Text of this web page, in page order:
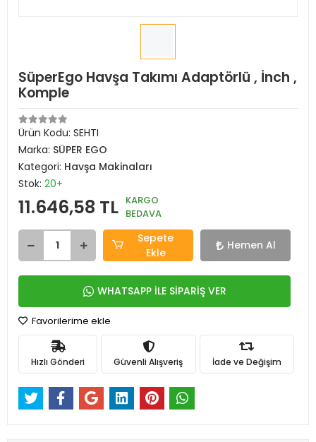
SüperEgo Havşa Takımı Adaptörlü , İnch ,
Komple
Ürün Kodu: SEHTI
Marka: SÜPER EGO
Kategori: Havşa Makinaları
Stok: 20+
11.646,58 TL KARGO
BEDAVA
Sepete
Ekle
Hemen Al
WHATSAPP İLE SİPARİŞ VER
Favorilerime ekle
Hızlı Gönderi Güvenli Alışveriş İade ve Değişim